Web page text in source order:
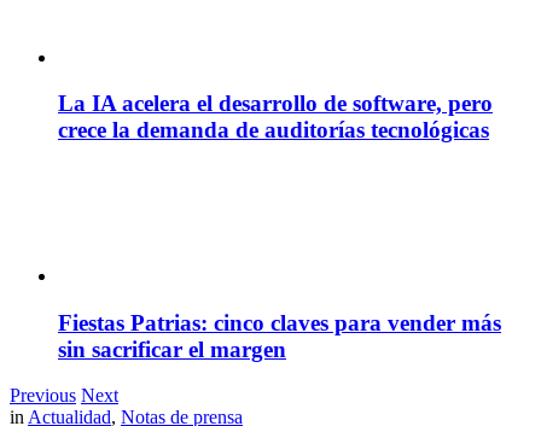
La IA acelera el desarrollo de software, pero
crece la demanda de auditorías tecnológicas
Fiestas Patrias: cinco claves para vender más
sin sacrificar el margen
Previous Next
inActualidad, Notas de prensa